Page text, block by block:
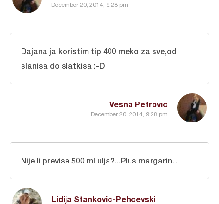
December 20, 2014, 9:28 pm
Vesna Petrovic
December 20, 2014, 9:28 pm
Dajana ja koristim tip 400 meko za sve,od
slanisa do slatkisa :-D
Lidija Stankovic-Pehcevski
Nije li previse 500 ml ulja?...Plus margarin...